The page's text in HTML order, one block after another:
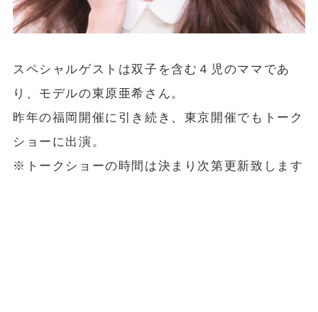
スペシャルゲストは双子を含む４児のママであ
り、モデルの東原亜希さん。
昨年の福岡開催に引き続き、東京開催でもトーク
ショーに出演。
※トークショーの時間は決まり次第更新致します